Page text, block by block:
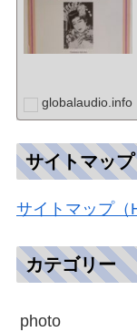
globalaudio.info
サイトマップ
サイトマップ（
カテゴリー
photo